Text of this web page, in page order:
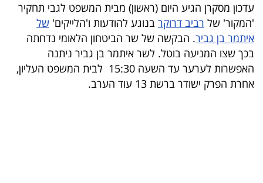
קריירה
ולימודים
מינויים
רייטינג
עדכון מסקרן הגיע היום (ראשון) מבית המשפט לגבי תחקיר
'המקור' של רביב דרוקר בנוגע להודעות ו'הלייקים' של
איתמר בן גביר. הבקשה של שר הביטחון הלאומי נדחתה
בכך שצו המניעה בוטל. לשר איתמר בן גביר ניתנה
האפשרות לערער עד השעה 15:30 לבית המשפט העליון,
אחרת הפרק ישודר ברשת 13 עוד הערב.